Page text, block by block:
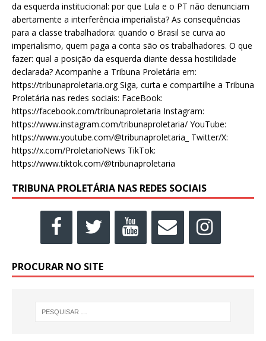
da esquerda institucional: por que Lula e o PT não denunciam
abertamente a interferência imperialista? As consequências
para a classe trabalhadora: quando o Brasil se curva ao
imperialismo, quem paga a conta são os trabalhadores. O que
fazer: qual a posição da esquerda diante dessa hostilidade
declarada? Acompanhe a Tribuna Proletária em:
https://tribunaproletaria.org Siga, curta e compartilhe a Tribuna
Proletária nas redes sociais: FaceBook:
https://facebook.com/tribunaproletaria Instagram:
https://www.instagram.com/tribunaproletaria/ YouTube:
https://www.youtube.com/@tribunaproletaria_ Twitter/X:
https://x.com/ProletarioNews TikTok:
https://www.tiktok.com/@tribunaproletaria
TRIBUNA PROLETÁRIA NAS REDES SOCIAIS
PROCURAR NO SITE